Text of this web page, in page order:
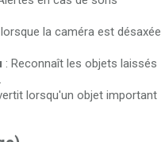
lorsque la caméra est désaxée
: Reconnaît les objets laissés
lorsqu'un objet important